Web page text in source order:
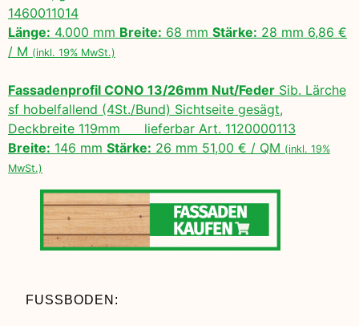
1460011014
Länge: 4.000 mm Breite: 68 mm Stärke: 28 mm 6,86 €
/ M (inkl. 19% MwSt.)
Fassadenprofil CONO 13/26mm Nut/Feder Sib. Lärche
sf hobelfallend (4St./Bund) Sichtseite gesägt,
Deckbreite 119mm lieferbar Art. 1120000113
Breite: 146 mm Stärke: 26 mm 51,00 € / QM (inkl. 19%
MwSt.)
FUSSBODEN: